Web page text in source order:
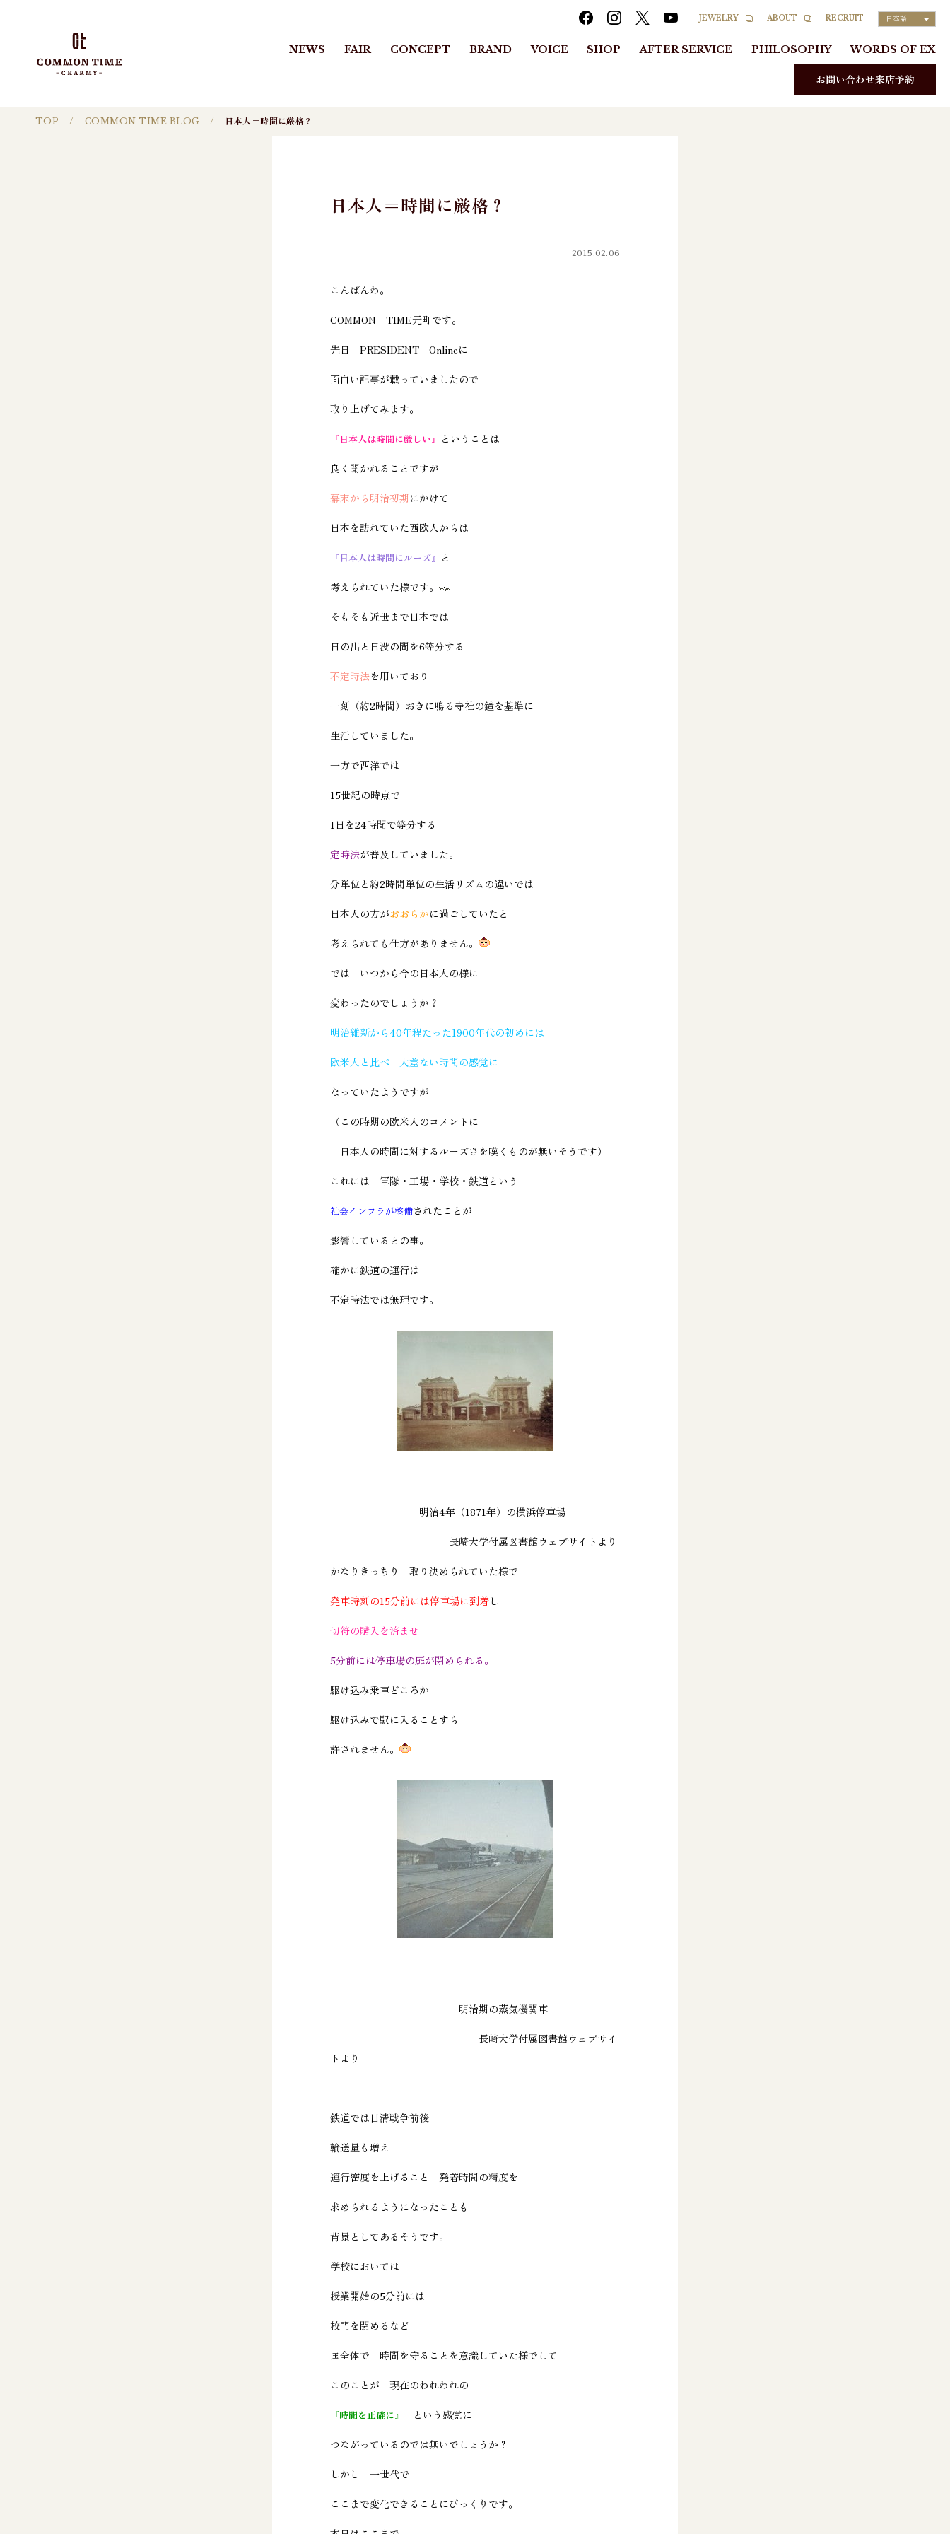
JEWELRY ABOUT RECRUIT 日本語
NEWS FAIR CONCEPT BRAND VOICE SHOP AFTER SERVICE PHILOSOPHY WORDS OF EX
お問い合わせ来店予約
TOP COMMON TIME BLOG 日本人＝時間に厳格？
日本人＝時間に厳格？
2015.02.06
こんばんわ。
COMMON TIME元町です。
先日 PRESIDENT Onlineに
面白い記事が載っていましたので
取り上げてみます。
『日本人は時間に厳しい』 ということは
良く聞かれることですが
幕末から明治初期にかけて
日本を訪れていた西欧人からは
『日本人は時間にルーズ』 と
考えられていた様です。
そもそも近世まで日本では
日の出と日没の間を6等分する
不定時法を用いており
一刻（約2時間）おきに鳴る寺社の鐘を基準に
生活していました。
一方で西洋では
15世紀の時点で
1日を24時間で等分する
定時法が普及していました。
分単位と約2時間単位の生活リズムの違いでは
日本人の方がおおらかに過ごしていたと
考えられても仕方がありません。
では いつから今の日本人の様に
変わったのでしょうか？
明治維新から40年程たった1900年代の初めには
欧米人と比べ 大差ない時間の感覚に
なっていたようですが
（この時期の欧米人のコメントに
日本人の時間に対するルーズさを嘆くものが無いそうです）
これには 軍隊・工場・学校・鉄道という
社会インフラが整備されたことが
影響しているとの事。
確かに鉄道の運行は
不定時法では無理です。
明治4年（1871年）の横浜停車場
長崎大学付属図書館ウェブサイトより
かなりきっちり 取り決められていた様で
発車時刻の15分前には停車場に到着し
切符の購入を済ませ
5分前には停車場の扉が閉められる。
駆け込み乗車どころか
駆け込みで駅に入ることすら
許されません。
明治期の蒸気機関車
長崎大学付属図書館ウェブサイ
トより
鉄道では日清戦争前後
輸送量も増え
運行密度を上げること 発着時間の精度を
求められるようになったことも
背景としてあるそうです。
学校においては
授業開始の5分前には
校門を閉めるなど
国全体で 時間を守ることを意識していた様でして
このことが 現在のわれわれの
『時間を正確に』 という感覚に
つながっているのでは無いでしょうか？
しかし 一世代で
ここまで変化できることにびっくりです。